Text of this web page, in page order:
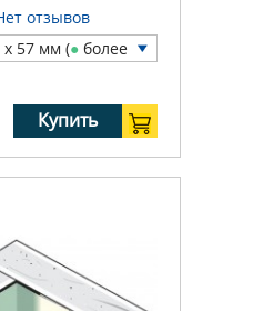
отзывов
57 мм (● более
Купить